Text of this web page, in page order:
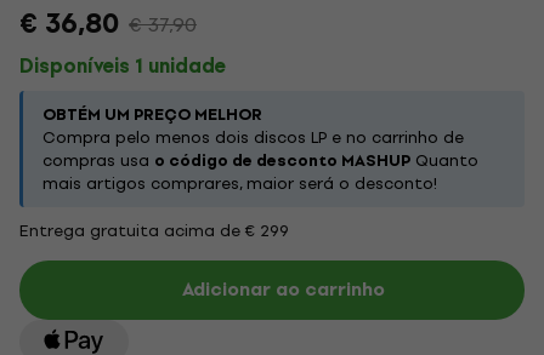
€ 36,80 € 37,90
Disponíveis 1 unidade
OBTÉM UM PREÇO MELHOR
Compra pelo menos dois discos LP e no carrinho de
compras usa o código de desconto MASHUP Quanto
mais artigos comprares, maior será o desconto!
Entrega gratuita acima de € 299
Adicionar ao carrinho